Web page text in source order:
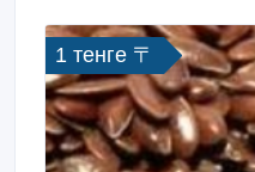
1 тенге 〒